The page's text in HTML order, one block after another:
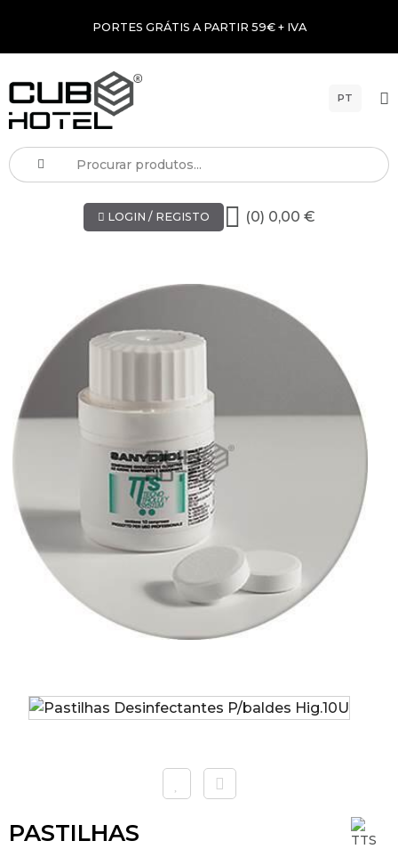
PORTES GRÁTIS A PARTIR 59€ + IVA
PT
LOGIN / REGISTO (0) 0,00 €
PASTILHAS